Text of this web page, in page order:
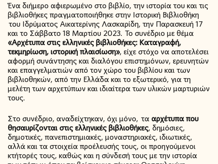
Ένα διήμερο αφιερωμένο στο βιβλίο, την ιστορία του και τις
βιβλιοθήκες πραγματοποιήθηκε στην Ιστορική Βιβλιοθήκη
του Ιδρύματος Αικατερίνης Λασκαρίδη, την Παρασκευή 17
και το Σάββατο 18 Μαρτίου 2023. Το συνέδριο με θέμα
«Αρχέτυπα στις ελληνικές βιβλιοθήκες: Καταγραφή,
τεκμηρίωση, ιστορική πλαισίωση», είχε στόχο να αποτελέσει
αφορμή συνάντησης και διαλόγου επιστημόνων, ερευνητών
και επαγγελματιών από τον χώρο του βιβλίου και των
βιβλιοθηκών, από την Ελλάδα και το εξωτερικό, για τη
μελέτη των αρχετύπων και ιδιαίτερα των υλικών μαρτυριών
τους.
Στο συνέδριο, αναδείχτηκαν, όχι μόνο, τααρχέτυπα που
θησαυρίζονται στις ελληνικές βιβλιοθήκες, δημόσιες,
δημοτικές, πανεπιστημιακές, μοναστηριακές, ιδιωτικές,
αλλά και τα στοιχεία προέλευσής τους, οι προηγούμενοι
κτήτορές τους, καθώς και η σύνδεσή τους με την ιστορία